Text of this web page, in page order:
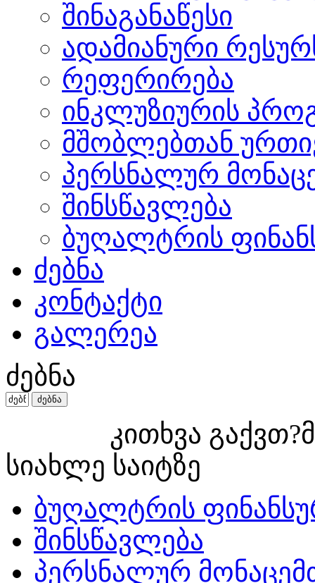
შინაგანაწესი
ადამიანური
რეფერირება
ინკლუზიურის
მშობლებთან
პერსნალურ
შინსწავლება
ბუღალტრის
ძებნა
კონტაქტი
გალერეა
ძებნა
კითხვა
სიახლე საიტზე
ბუღალტრის
შინსწავლება
პერსნალურ